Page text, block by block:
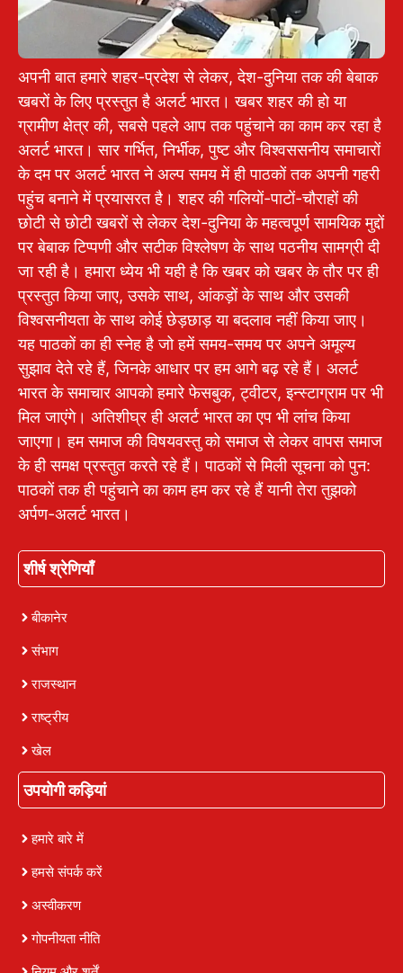
अपनी बात हमारे शहर-प्रदेश से लेकर, देश-दुनिया तक की बेबाक
खबरों के लिए प्रस्तुत है अलर्ट भारत। खबर शहर की हो या
ग्रामीण क्षेत्र की, सबसे पहले आप तक पहुंचाने का काम कर रहा है
अलर्ट भारत। सार गर्भित, निर्भीक, पुष्ट और विश्वससनीय समाचारों
के दम पर अलर्ट भारत ने अल्प समय में ही पाठकों तक अपनी गहरी
पहुंच बनाने में प्रयासरत है। शहर की गलियों-पाटों-चौराहों की
छोटी से छोटी खबरों से लेकर देश-दुनिया के महत्वपूर्ण सामयिक मुद्दों
पर बेबाक टिप्पणी और सटीक विश्लेषण के साथ पठनीय सामग्री दी
जा रही है। हमारा ध्येय भी यही है कि खबर को खबर के तौर पर ही
प्रस्तुत किया जाए, उसके साथ, आंकड़ों के साथ और उसकी
विश्वसनीयता के साथ कोई छेड़छाड़ या बदलाव नहीं किया जाए।
यह पाठकों का ही स्नेह है जो हमें समय-समय पर अपने अमूल्य
सुझाव देते रहे हैं, जिनके आधार पर हम आगे बढ़ रहे हैं। अलर्ट
भारत के समाचार आपको हमारे फेसबुक, ट्वीटर, इन्स्टाग्राम पर भी
मिल जाएंगे। अतिशीघ्र ही अलर्ट भारत का एप भी लांच किया
जाएगा। हम समाज की विषयवस्तु को समाज से लेकर वापस समाज
के ही समक्ष प्रस्तुत करते रहे हैं। पाठकों से मिली सूचना को पुन:
पाठकों तक ही पहुंचाने का काम हम कर रहे हैं यानी तेरा तुझको
अर्पण-अलर्ट भारत।
शीर्ष श्रेणियाँ
बीकानेर
संभाग
राजस्थान
राष्ट्रीय
खेल
उपयोगी कड़ियां
हमारे बारे में
हमसे संपर्क करें
अस्वीकरण
गोपनीयता नीति